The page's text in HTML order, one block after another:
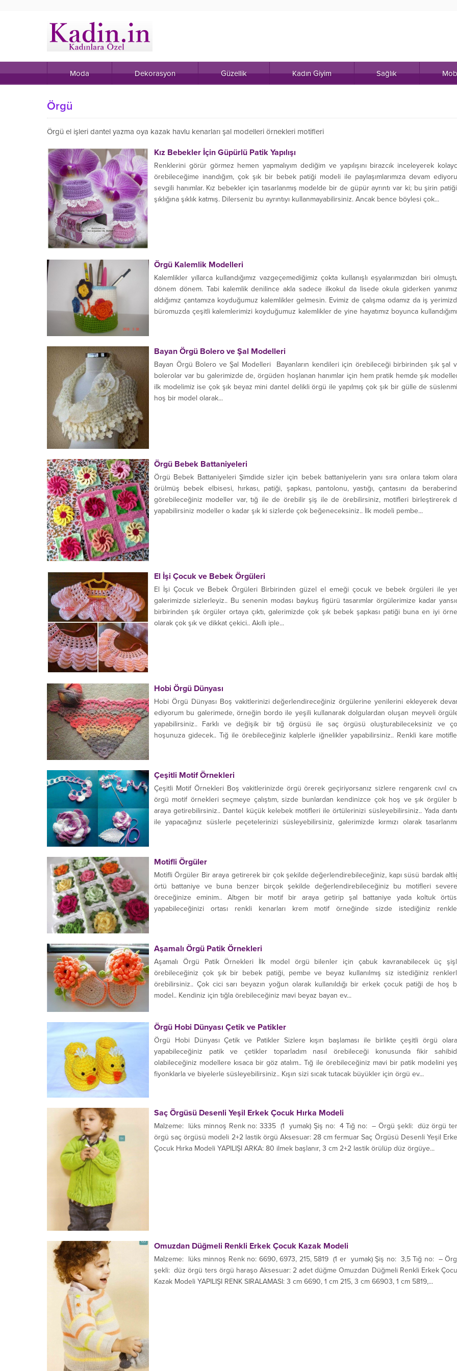
Moda Dekorasyon Güzellik Kadın Giyim Sağlık
Örgü
Örgü el işleri dantel yazma oya kazak havlu kenarları şal modelleri örnekleri motifleri
Kız Bebekler İçin Güpürlü Patik Yapılışı
Renklerini görür görmez hemen yapmalıyım dediğim ve yapılışını birazcık inceleyerek
örebileceğime inandığım, çok şık bir bebek patiği modeli ile paylaşımlarımıza devam
sevgili hanımlar. Kız bebekler için tasarlanmış modelde bir de güpür ayrıntı var ki; bu şirin
şıklığına şıklık katmış. Dilerseniz bu ayrıntıyı kullanmayabilirsiniz. Ancak bence böylesi çok...
Örgü Kalemlik Modelleri
Kalemlikler yıllarca kullandığımız vazgeçemediğimiz çokta kullanışlı eşyalarımızdan biri
dönem dönem. Tabi kalemlik denilince akla sadece ilkokul da lisede okula giderken
aldığımız çantamıza koyduğumuz kalemlikler gelmesin. Evimiz de çalışma odamız da iş
büromuzda çeşitli kalemlerimizi koyduğumuz kalemlikler de yine hayatımız boyunca
Bayan Örgü Bolero ve Şal Modelleri
Bayan Örgü Bolero ve Şal Modelleri Bayanların kendileri için örebileceği birbirinden şık şal
bolerolar var bu galerimizde de, örgüden hoşlanan hanımlar için hem pratik hemde şık
ilk modelimiz ise çok şık beyaz mini dantel delikli örgü ile yapılmış çok şık bir gülle de
hoş bir model olarak...
Örgü Bebek Battaniyeleri
Örgü Bebek Battaniyeleri Şimdide sizler için bebek battaniyelerin yanı sıra onlara takım
örülmüş bebek elbisesi, hırkası, patiği, şapkası, pantolonu, yastığı, çantasını da
görebileceğiniz modeller var, tığ ile de örebilir şiş ile de örebilirsiniz, motifleri birleştirerek
yapabilirsiniz modeller o kadar şık ki sizlerde çok beğeneceksiniz.. İlk modeli pembe...
El İşi Çocuk ve Bebek Örgüleri
El İşi Çocuk ve Bebek Örgüleri Birbirinden güzel el emeği çocuk ve bebek örgüleri ile
galerimizde sizlerleyiz.. Bu senenin modası baykuş figürü tasarımlar örgülerimize kadar
birbirinden şık örgüler ortaya çıktı, galerimizde çok şık bebek şapkası patiği buna en iyi
olarak çok şık ve dikkat çekici.. Akıllı iple...
Hobi Örgü Dünyası
Hobi Örgü Dünyası Boş vakitlerinizi değerlendireceğiniz örgülerine yenilerini ekleyerek
ediyorum bu galerimede, örneğin bordo ile yeşili kullanarak dolgulardan oluşan meyveli
yapabilirsiniz.. Farklı ve değişik bir tığ örgüsü ile saç örgüsü oluşturabileceksiniz ve
hoşunuza gidecek.. Tığ ile örebileceğiniz kalplerle iğnelikler yapabilirsiniz.. Renkli kare
Çeşitli Motif Örnekleri
Çeşitli Motif Örnekleri Boş vakitlerinizde örgü örerek geçiriyorsanız sizlere rengarenk cıvıl
örgü motif örnekleri seçmeye çalıştım, sizde bunlardan kendinizce çok hoş ve şık örgüler
araya getirebilirsiniz.. Dantel küçük kelebek motifleri ile örtülerinizi süsleyebilirsiniz.. Yada
ile yapacağınız süslerle peçetelerinizi süsleyebilirsiniz, galerimizde kırmızı olarak
Motifli Örgüler
Motifli Örgüler Bir araya getirerek bir çok şekilde değerlendirebileceğiniz, kapı süsü bardak
örtü battaniye ve buna benzer birçok şekilde değerlendirebileceğiniz bu motifleri
öreceğinize eminim.. Altıgen bir motif bir araya getirip şal battaniye yada koltuk
yapabileceğinizi ortası renkli kenarları krem motif örneğinde sizde istediğiniz
Aşamalı Örgü Patik Örnekleri
Aşamalı Örgü Patik Örnekleri İlk model örgü bilenler için çabuk kavranabilecek üç
örebileceğiniz çok şık bir bebek patiği, pembe ve beyaz kullanılmış siz istediğiniz
örebilirsiniz.. Çok cici sarı beyazın yoğun olarak kullanıldığı bir erkek çocuk patiği de hoş
model.. Kendiniz için tığla örebileceğiniz mavi beyaz bayan ev...
Örgü Hobi Dünyası Çetik ve Patikler
Örgü Hobi Dünyası Çetik ve Patikler Sizlere kışın başlaması ile birlikte çeşitli örgü
yapabileceğiniz patik ve çetikler toparladım nasıl örebileceği konusunda fikir
olabileceğiniz modellere kısaca bir göz atalım.. Tığ ile örebileceğiniz mavi bir patik modelini
fiyonklarla ve biyelerle süsleyebilirsiniz.. Kışın sizi sıcak tutacak büyükler için örgü ev...
Saç Örgüsü Desenli Yeşil Erkek Çocuk Hırka Modeli
Malzeme: lüks minnoş Renk no: 3335 (1 yumak) Şiş no: 4 Tığ no: – Örgü şekli: düz örgü
örgü saç örgüsü modeli 2+2 lastik örgü Aksesuar: 28 cm fermuar Saç Örgüsü Desenli Yeşil
Çocuk Hırka Modeli YAPILIŞI ARKA: 80 ilmek başlanır, 3 cm 2+2 lastik örülüp düz örgüye...
Omuzdan Düğmeli Renkli Erkek Çocuk Kazak Modeli
Malzeme: lüks minnoş Renk no: 6690, 6973, 215, 5819 (1 er yumak) Şiş no: 3,5 Tığ no: –
şekli: düz örgü ters örgü haraşo Aksesuar: 2 adet düğme Omuzdan Düğmeli Renkli Erkek
Kazak Modeli YAPILIŞI RENK SIRALAMASI: 3 cm 6690, 1 cm 215, 3 cm 66903, 1 cm 5819,...